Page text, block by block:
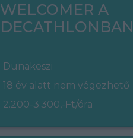
WELCOMER A
DECATHLONBAN
Dunakeszi
18 év alatt nem végezhető
2.200-3.300,-Ft/óra